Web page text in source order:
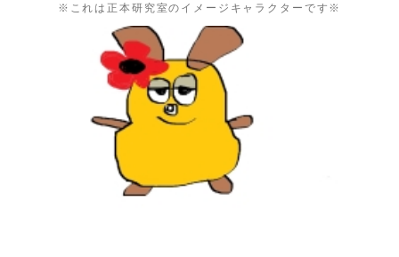
※これは正本研究室のイメージキャラクターです※